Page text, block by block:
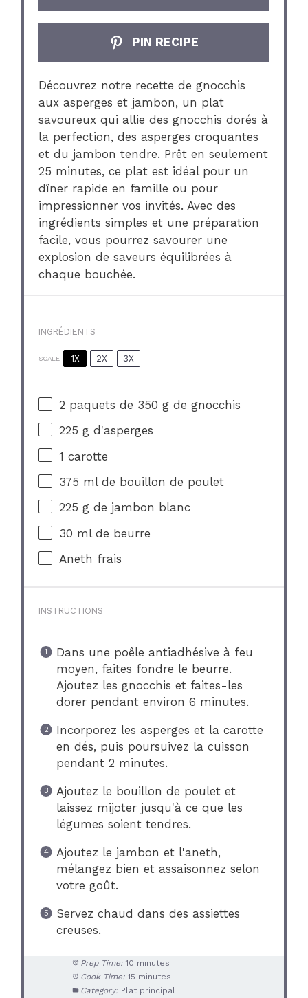
PIN RECIPE
Découvrez notre recette de gnocchis
aux asperges et jambon, un plat
savoureux qui allie des gnocchis dorés à
la perfection, des asperges croquantes
et du jambon tendre. Prêt en seulement
25 minutes, ce plat est idéal pour un
dîner rapide en famille ou pour
impressionner vos invités. Avec des
ingrédients simples et une préparation
facile, vous pourrez savourer une
explosion de saveurs équilibrées à
chaque bouchée.
INGRÉDIENTS
SCALE 1X 2X 3X
2 paquets de 350 g de gnocchis
225 g d'asperges
1 carotte
375 ml de bouillon de poulet
225 g de jambon blanc
30 ml de beurre
Aneth frais
INSTRUCTIONS
Dans une poêle antiadhésive à feu
moyen, faites fondre le beurre.
Ajoutez les gnocchis et faites-les
dorer pendant environ 6 minutes.
Incorporez les asperges et la carotte
en dés, puis poursuivez la cuisson
pendant 2 minutes.
Ajoutez le bouillon de poulet et
laissez mijoter jusqu'à ce que les
légumes soient tendres.
Ajoutez le jambon et l'aneth,
mélangez bien et assaisonnez selon
votre goût.
Servez chaud dans des assiettes
creuses.
Prep Time: 10 minutes
Cook Time: 15 minutes
Category: Plat principal